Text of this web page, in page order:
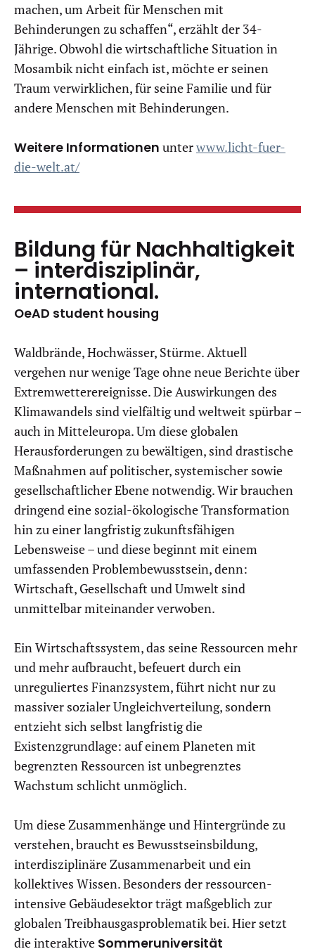
machen, um Arbeit für Menschen mit
Behinderungen zu schaffen“, erzählt der 34-
Jährige. Obwohl die wirtschaftliche Situation in
Mosambik nicht einfach ist, möchte er seinen
Traum verwirklichen, für seine Familie und für
andere Menschen mit Behinderungen.
Weitere Informationen unterwww.licht-fuer-
die-welt.at/
Bildung für Nachhaltigkeit
– interdisziplinär,
international.
OeAD student housing
Waldbrände, Hochwässer, Stürme. Aktuell
vergehen nur wenige Tage ohne neue Berichte über
Extremwetterereignisse. Die Auswirkungen des
Klimawandels sind vielfältig und weltweit spürbar –
auch in Mitteleuropa. Um diese globalen
Herausforderungen zu bewältigen, sind drastische
Maßnahmen auf politischer, systemischer sowie
gesellschaftlicher Ebene notwendig. Wir brauchen
dringend eine sozial-ökologische Transformation
hin zu einer langfristig zukunftsfähigen
Lebensweise – und diese beginnt mit einem
umfassenden Problembewusstsein, denn:
Wirtschaft, Gesellschaft und Umwelt sind
unmittelbar miteinander verwoben.
Ein Wirtschaftssystem, das seine Ressourcen mehr
und mehr aufbraucht, befeuert durch ein
unreguliertes Finanzsystem, führt nicht nur zu
massiver sozialer Ungleichverteilung, sondern
entzieht sich selbst langfristig die
Existenzgrundlage: auf einem Planeten mit
begrenzten Ressourcen ist unbegrenztes
Wachstum schlicht unmöglich.
Um diese Zusammenhänge und Hintergründe zu
verstehen, braucht es Bewusstseinsbildung,
interdisziplinäre Zusammenarbeit und ein
kollektives Wissen. Besonders der ressourcen-
intensive Gebäudesektor trägt maßgeblich zur
globalen Treibhausgasproblematik bei. Hier setzt
dieinteraktive Sommeruniversität